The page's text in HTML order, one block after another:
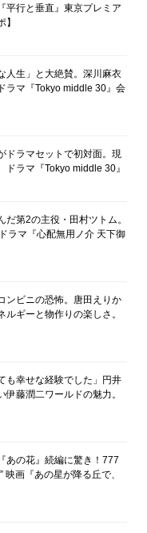
平行と垂直』東京プレミア
人生」と大絶賛。深川麻衣
ラマ『Tokyo middle 30』会
ドラマセットで初対面。現
ラマ『Tokyo middle 30』
だ第2の主役・田村ツトム。
ラマ『心配無用ノ介 天下御
ンビニの恐怖。唐田えりか
ギーと物作りの楽しさ。
も幸せな経験でした」円井
藤潤二ワールドの魅力。
あの花』続編に驚き！777
映画『あの星が降る丘で、